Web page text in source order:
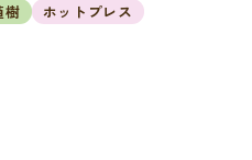
樹 ホットプレス